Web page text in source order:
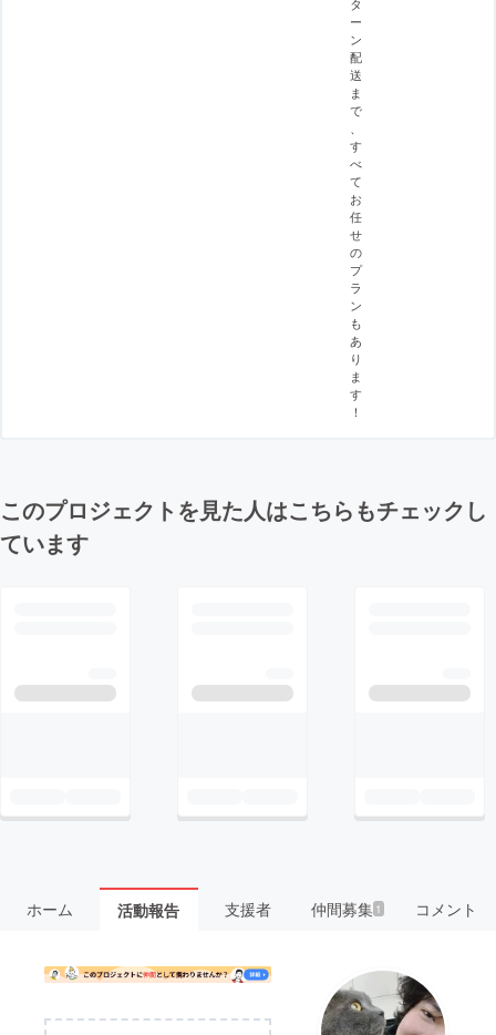
タ
ー
ン
配
送
ま
で
、
す
べ
て
お
任
せ
の
プ
ラ
ン
も
あ
り
ま
す
！
このプロジェクトを見た人はこちらもチェックし
ています
ホーム 活動報告 支援者 仲間募集 1 コメント